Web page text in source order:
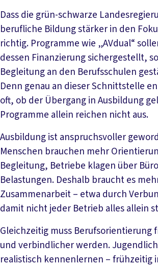
Dass die grün-schwarze
berufliche Bildung stärker in den
richtig. Programme wie „AVdual“
dessen Finanzierung sichergestellt,
Begleitung an den Berufsschulen
Denn genau an dieser Schnittstelle
oft, ob der Übergang in Ausbildung
Programme allein reichen nicht aus.
Ausbildung ist anspruchsvoller
Menschen brauchen mehr
Begleitung, Betriebe klagen über
Belastungen. Deshalb braucht es
Zusammenarbeit – etwa durch
damit nicht jeder Betrieb alles allein
Gleichzeitig muss Berufsorientierung
und verbindlicher werden.
realistisch kennenlernen – frühzeitig